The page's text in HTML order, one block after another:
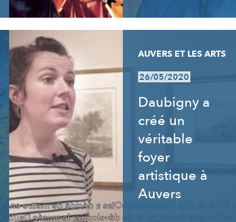
AUVERS ET LES ARTS
26/05/2020
Daubigny a
créé un
véritable
foyer
artistique à
Auvers